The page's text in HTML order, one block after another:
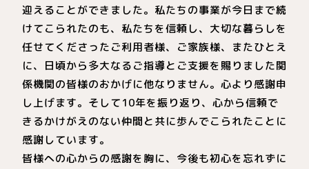
迎えることができました。私たちの事業が今日まで続
けてこられたのも、私たちを信頼し、大切な暮らしを
任せてくださったご利用者様、ご家族様、またひとえ
に、日頃から多大なるご指導とご支援を賜りました関
係機関の皆様のおかげに他なりません。心より感謝申
し上げます。そして10年を振り返り、心から信頼で
きるかけがえのない仲間と共に歩んでこられたことに
感謝しています。
皆様への心からの感謝を胸に、今後も初心を忘れずに